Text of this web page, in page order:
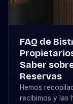
FAQ de
Saber
Reservas
Hemos
recibimos y las